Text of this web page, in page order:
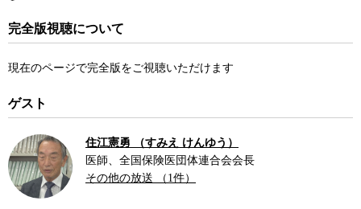
完全版視聴について
現在のページで完全版をご視聴いただけます
ゲスト
住江憲勇 （すみえ けんゆう）
医師、全国保険医団体連合会会長
その他の放送 （1件）